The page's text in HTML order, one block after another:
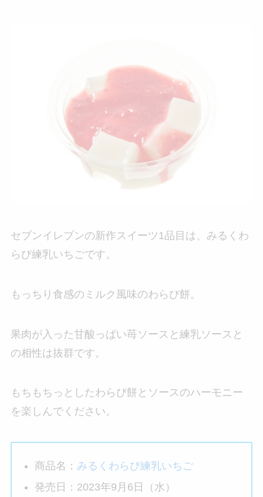
セブンイレブンの新作スイーツ1品目は、みるくわ
らび練乳いちごです。
もっちり食感のミルク風味のわらび餅。
果肉が入った甘酸っぱい苺ソースと練乳ソースと
の相性は抜群です。
もちもちっとしたわらび餅とソースのハーモニー
を楽しんでください。
商品名： みるくわらび練乳いちご
発売日：2023年9月6日（水）